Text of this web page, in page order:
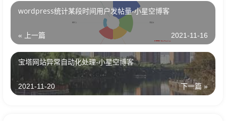
wordpress统计某段时间用户发帖量-小星空博客
« 上一篇 2021-11-16
宝塔网站异常自动化处理-小星空博客
下一篇 »
2021-11-20